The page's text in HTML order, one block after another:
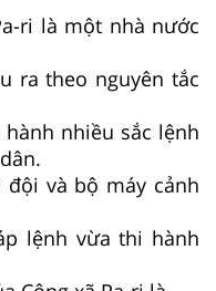
ri là một nhà nước
ra theo nguyên tắc
nhiều sắc lệnh
đội và bộ máy cảnh
lệnh vừa thi hành